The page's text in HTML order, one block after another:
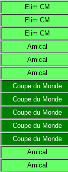
Elim CM
Elim CM
Elim CM
Amical
Amical
Amical
Coupe du Monde
Coupe du Monde
Coupe du Monde
Coupe du Monde
Coupe du Monde
Amical
Amical